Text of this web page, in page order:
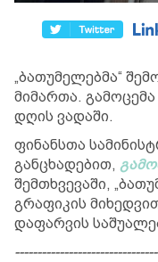
„ბათუმელებმა“
მიმართა.
დღის ვადაში.
ფინანსთა
განცხადებით,
შემთხვევაში,
გრაფიკის
დაფარვის